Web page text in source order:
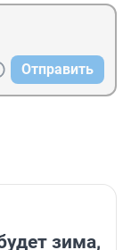
Отправить
зима,